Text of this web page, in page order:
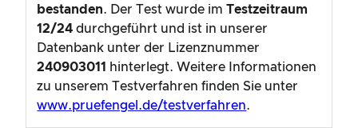
bestanden. Der Test wurde imTestzeitraum
12/24 durchgeführt und ist in unserer
Datenbank unter der Lizenznummer
240903011 hinterlegt. Weitere Informationen
zu unserem Testverfahren finden Sie unter
www.pruefengel.de/testverfahren.